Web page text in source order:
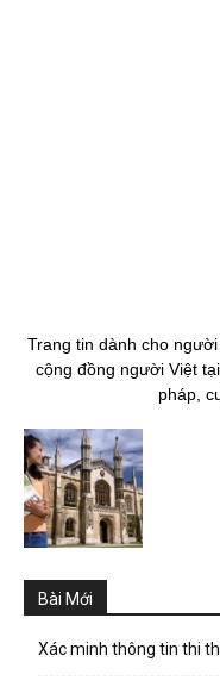
Trang tin dành cho
cộng đồng người Việt
pháp,
Bài Mới
Xác minh thông tin thi